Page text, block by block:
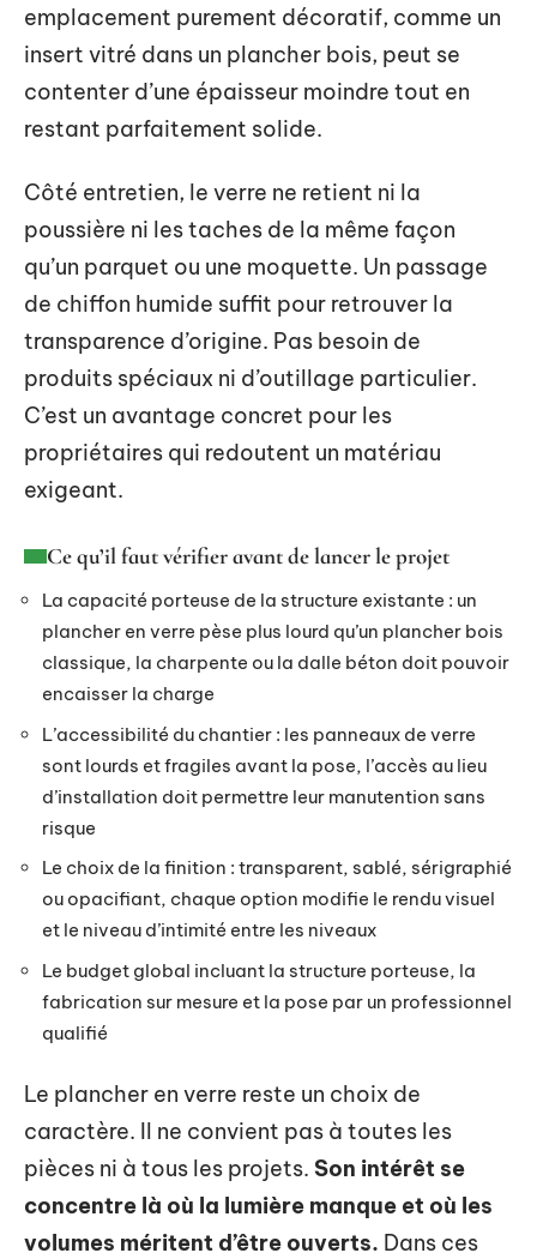
emplacement purement décoratif, comme un
insert vitré dans un plancher bois, peut se
contenter d’une épaisseur moindre tout en
restant parfaitement solide.
Côté entretien, le verre ne retient ni la
poussière ni les taches de la même façon
qu’un parquet ou une moquette. Un passage
de chiffon humide suffit pour retrouver la
transparence d’origine. Pas besoin de
produits spéciaux ni d’outillage particulier.
C’est un avantage concret pour les
propriétaires qui redoutent un matériau
exigeant.
Ce qu’il faut vérifier avant de lancer le projet
La capacité porteuse de la structure existante : un
plancher en verre pèse plus lourd qu’un plancher bois
classique, la charpente ou la dalle béton doit pouvoir
encaisser la charge
L’accessibilité du chantier : les panneaux de verre
sont lourds et fragiles avant la pose, l’accès au lieu
d’installation doit permettre leur manutention sans
risque
Le choix de la finition : transparent, sablé, sérigraphié
ou opacifiant, chaque option modifie le rendu visuel
et le niveau d’intimité entre les niveaux
Le budget global incluant la structure porteuse, la
fabrication sur mesure et la pose par un professionnel
qualifié
Le plancher en verre reste un choix de
caractère. Il ne convient pas à toutes les
pièces ni à tous les projets. Son intérêt se
concentre là où la lumière manque et où les
volumes méritent d’être ouverts. Dans ces